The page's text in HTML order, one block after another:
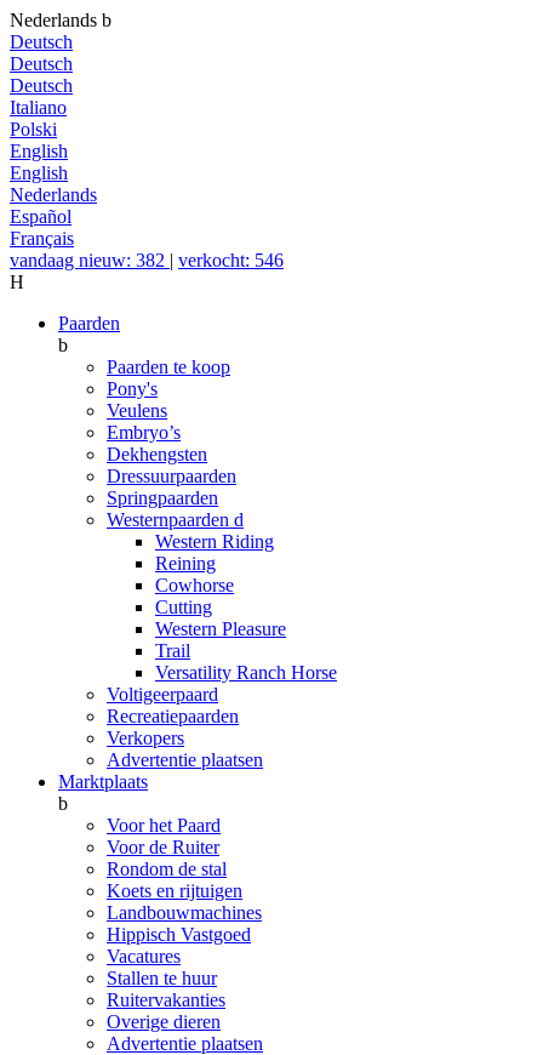
Nederlands b
Deutsch
Deutsch
Deutsch
Italiano
Polski
English
English
Nederlands
Español
Français
vandaag nieuw: 382 | verkocht: 546
H
Paarden
b
Paarden te koop
Pony's
Veulens
Embryo’s
Dekhengsten
Dressuurpaarden
Springpaarden
Westernpaarden d
Western Riding
Reining
Cowhorse
Cutting
Western Pleasure
Trail
Versatility Ranch Horse
Voltigeerpaard
Recreatiepaarden
Verkopers
Advertentie plaatsen
Marktplaats
b
Voor het Paard
Voor de Ruiter
Rondom de stal
Koets en rijtuigen
Landbouwmachines
Hippisch Vastgoed
Vacatures
Stallen te huur
Ruitervakanties
Overige dieren
Advertentie plaatsen